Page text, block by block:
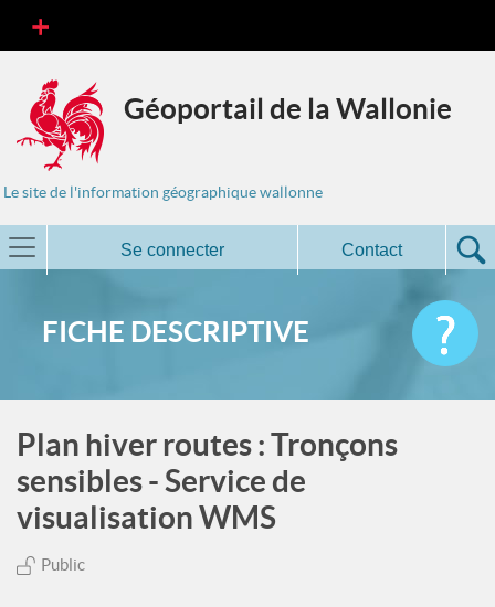
Géoportail de la Wallonie
Le site de l'information géographique wallonne
Se connecter Contact
FICHE DESCRIPTIVE
Plan hiver routes : Tronçons
sensibles - Service de
visualisation WMS
Public